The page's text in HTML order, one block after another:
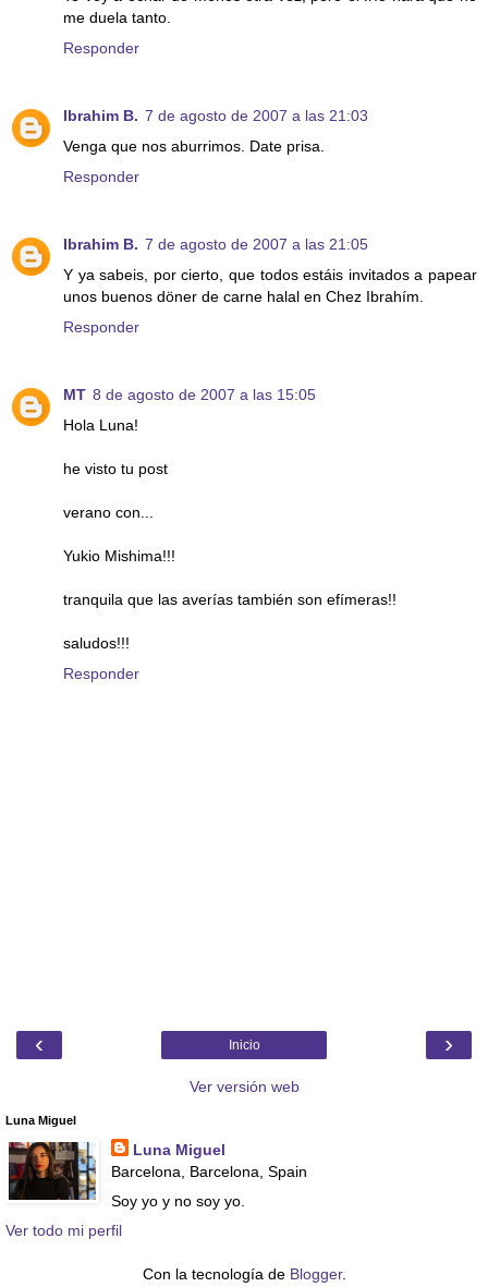
me duela tanto.
Responder
Ibrahim B. 7 de agosto de 2007 a las 21:03
Venga que nos aburrimos. Date prisa.
Responder
Ibrahim B. 7 de agosto de 2007 a las 21:05
Y ya sabeis, por cierto, que todos estáis invitados a papear
unos buenos döner de carne halal en Chez Ibrahím.
Responder
MT 8 de agosto de 2007 a las 15:05
Hola Luna!
he visto tu post
verano con...
Yukio Mishima!!!
tranquila que las averías también son efímeras!!
saludos!!!
Responder
‹ ›
Inicio
Ver versión web
Luna Miguel
Luna Miguel
Barcelona, Barcelona, Spain
Soy yo y no soy yo.
Ver todo mi perfil
Con la tecnología de Blogger.